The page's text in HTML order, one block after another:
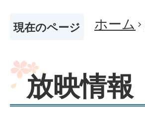
現在のページ ホーム
放映情報